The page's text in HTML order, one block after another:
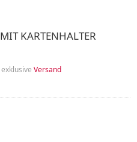
KARTENHALTER
exklusive Versand